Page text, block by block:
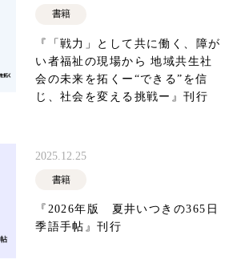
書籍
『「戦力」として共に働く、障が
い者福祉の現場から 地域共生社
会の未来を拓くー“できる”を信
じ、社会を変える挑戦ー』刊行
2025.12.25
書籍
『2026年版 夏井いつきの365日
季語手帖』刊行